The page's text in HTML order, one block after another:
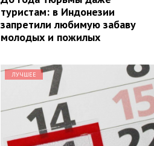
туристам: в Индонезии
запретили любимую забаву
молодых и пожилых
ЛУЧШЕЕ